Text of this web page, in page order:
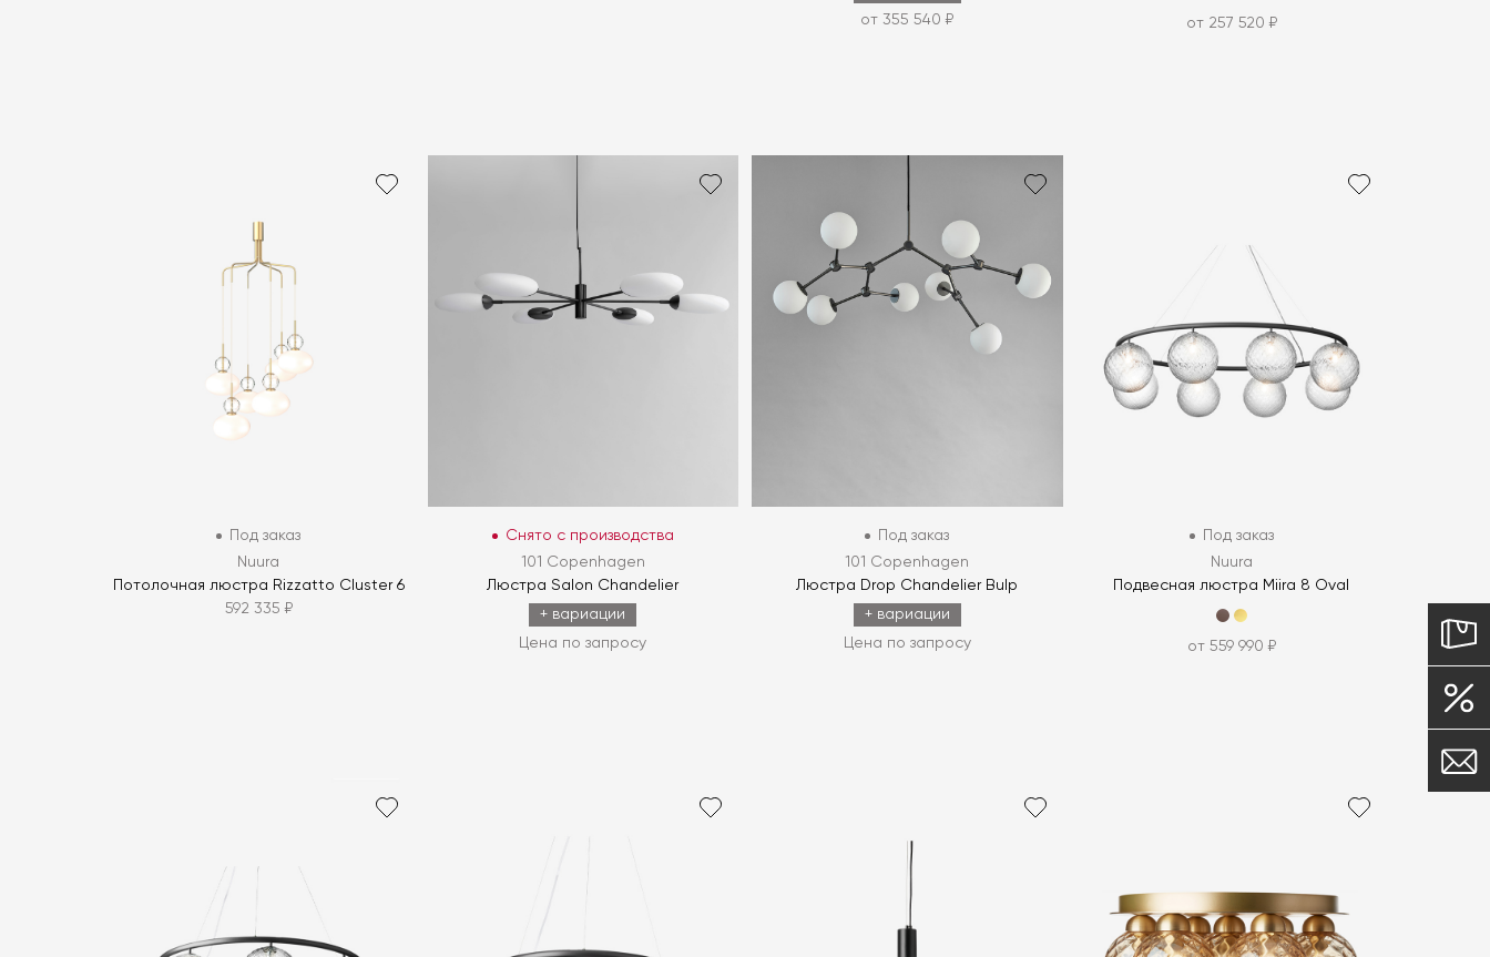
от 355 540 ₽
от 257 520 ₽
Под заказ
Nuura
Потолочная люстра Rizzatto Cluster 6
592 335 ₽
Снято с производства
101 Copenhagen
Люстра Salon Chandelier
+ вариации
Цена по запросу
Под заказ
101 Copenhagen
Люстра Drop Chandelier Bulp
+ вариации
Цена по запросу
Под заказ
Nuura
Подвесная люстра Miira 8 Oval
от 559 990 ₽